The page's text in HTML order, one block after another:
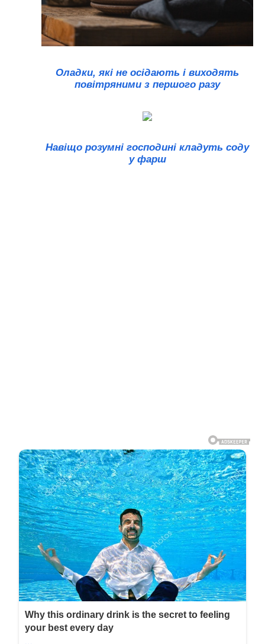
Оладки, які не осідають і виходять
повітряними з першого разу
Навіщо розумні господині кладуть соду
у фарш